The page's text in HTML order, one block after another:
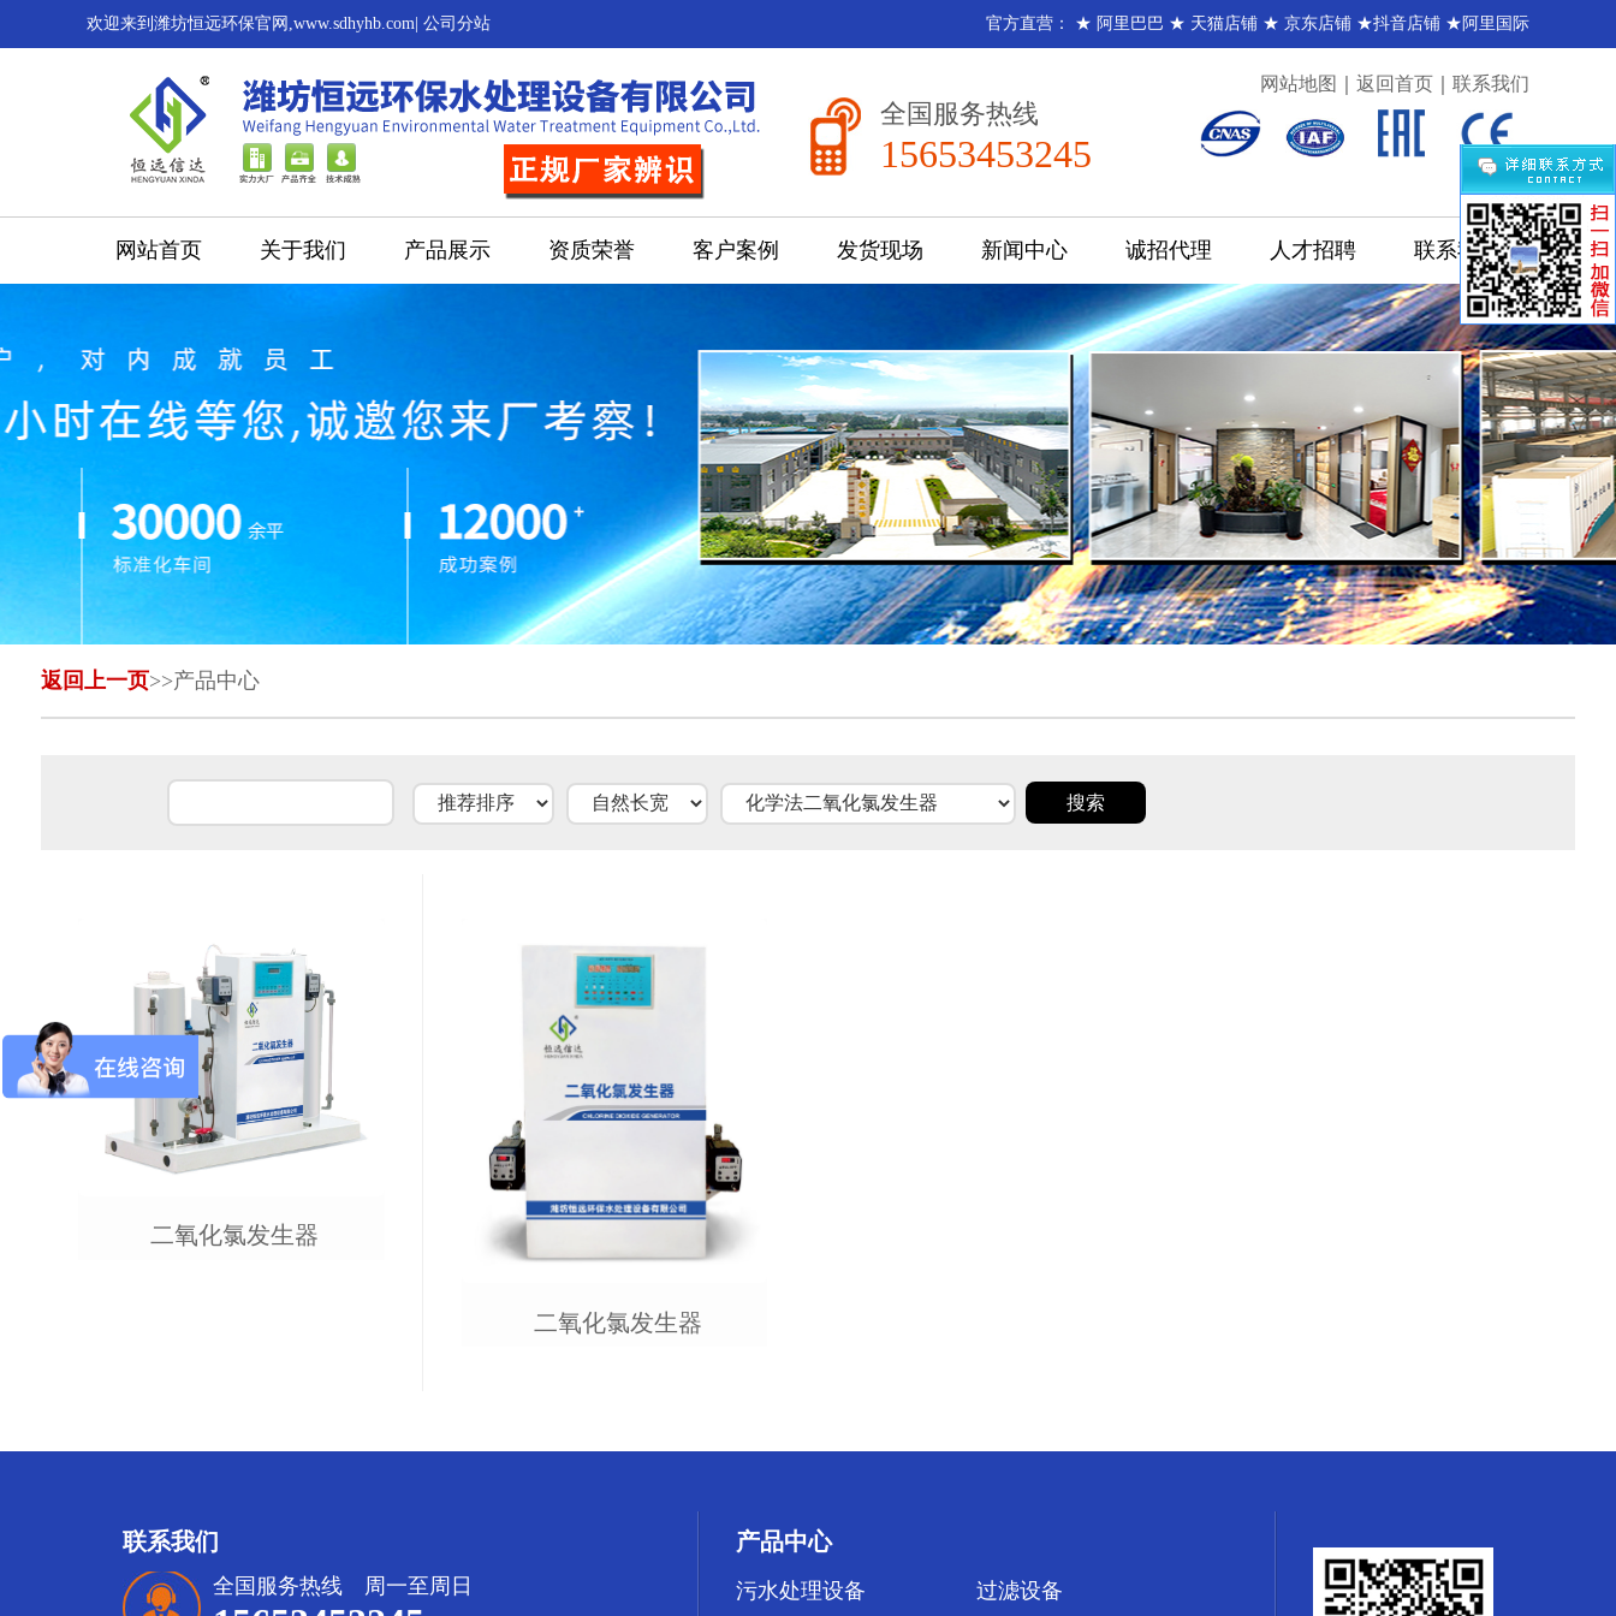
欢迎来到潍坊恒远环保官网,www.sdhyhb.com| 公司分站 官方直营： ★ 阿里巴巴 ★ 天猫店铺 ★ 京东店铺 ★抖音店铺 ★ 阿里国际
全国服务热线
15653453245
网站地图 返回首页 联系我们
网站首页 关于我们 产品展示 资质荣誉 客户案例 发货现场 新闻中心 诚招代理 人才招聘 联系我们
返回上一页>>产品中心
二氧化氯发生器
二氧化氯发生器
联系我们
全国服务热线 周一至周日
产品中心
污水处理设备 过滤设备